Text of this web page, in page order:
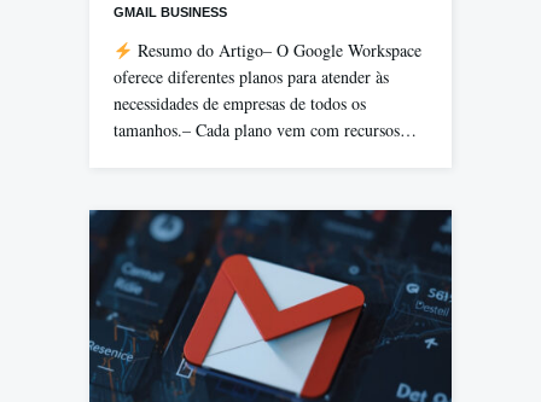
GMAIL BUSINESS
Resumo do Artigo– O Google Workspace
oferece diferentes planos para atender às
necessidades de empresas de todos os
tamanhos.– Cada plano vem com recursos…